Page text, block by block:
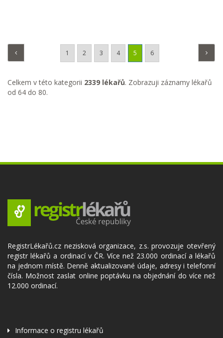
1 2 3 4 5 6
Celkem v této kategorii 2339 lékařů. Zobrazuji záznamy lékařů
od 64 do 80.
RegistrLékařů.cz nezisková organizace, z.s. provozuje otevřený
registr lékařů a ordinací v ČR. Více než 23.000 ordinací a lékařů
na jednom místě. Denně aktualizované údaje, adresy i telefonní
čísla. Možnost zaslat online poptávku na objednání do více než
12.000 ordinací.
Informace o registru lékařů